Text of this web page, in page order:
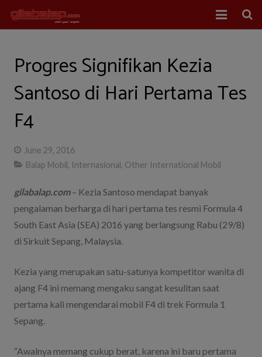
Balap Mobil
Balap Motor
About Us
Progres Signifikan Kezia
Santoso di Hari Pertama Tes
F4
June 29, 2016
Balap Mobil, Internasional, Other International Mobil
gilabalap.com– Kezia Santoso mendapat banyak
pengalaman berharga di hari pertama tes resmi Formula 4
South East Asia (SEA) 2016 yang berlangsung Rabu (29/8)
di Sirkuit Sepang, Malaysia.
Kezia yang merupakan satu-satunya kompetitor wanita di
ajang F4 ini memang mengaku sangat kesulitan saat
pertama kali mengendarai mobil F4 di trek Formula 1
Sepang.
“Awalnya memang cukup berat, karena ini baru pertama